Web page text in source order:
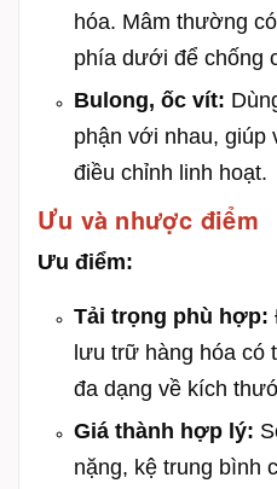
hóa. Mâm thường
phía dưới để chống
Bulong, ốc vít:
phận với nhau, giúp
điều chỉnh linh hoạt.
Ưu và nhược điểm
Ưu điểm:
Tải trọng phù hợp:
lưu trữ hàng hóa có
đa dạng về kích
Giá thành hợp lý:
nặng, kệ trung bình